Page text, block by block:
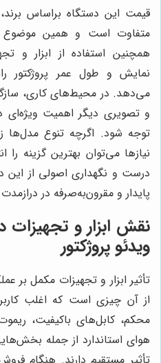
قیمت این دستگاه براساس
متفاوت است و همین موضوع
همچنین استفاده از ابزار و
نمایش و طول عمر پروژکتور
می‌دهد. در محیط‌های کاری،
و تصویری دیگر اهمیت ویژه‌ای
توجه شود. اگرچه تنوع مدل‌ها
نیازها می‌توان بهترین گزینه را
درست و نگهداری اصولی از
پایدار و مقرون‌به‌صرفه در
نقش ابزار و تجهیزات
ویدئو پروژکتور
تأثیر ابزار و تجهیزات مکمل بر
از آن چیزی است که اغلب
محکم، کابل‌های باکیفیت،
هوای استاندارد از جمله